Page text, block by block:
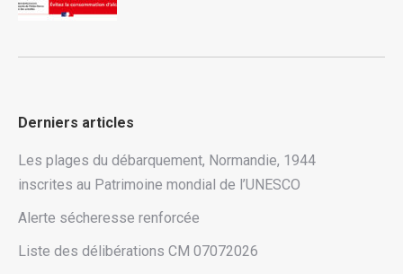
Derniers articles
Les plages du débarquement, Normandie, 1944
inscrites au Patrimoine mondial de l’UNESCO
Alerte sécheresse renforcée
Liste des délibérations CM 07072026